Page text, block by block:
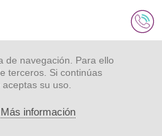
de
Deberes
de navegación. Para ello
terceros. Si continúas
su uso.
Más información